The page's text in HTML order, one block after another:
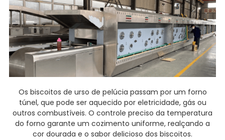
Os biscoitos de urso de pelúcia passam por um forno
túnel, que pode ser aquecido por eletricidade, gás ou
outros combustíveis. O controle preciso da temperatura
do forno garante um cozimento uniforme, realçando a
cor dourada e o sabor delicioso dos biscoitos.